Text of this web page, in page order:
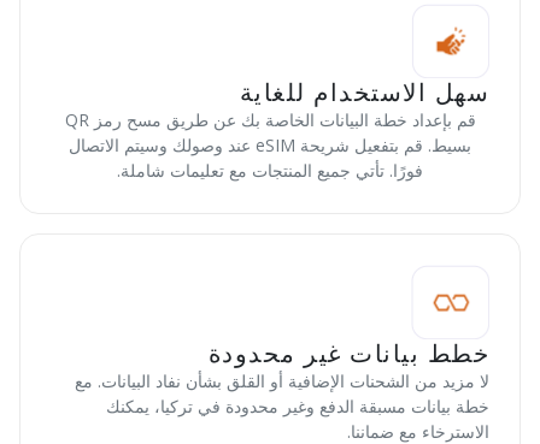
سهل الاستخدام للغاية
قم بإعداد خطة البيانات الخاصة بك عن طريق مسح رمز QR
بسيط. قم بتفعيل شريحة eSIM عند وصولك وسيتم الاتصال
فورًا. تأتي جميع المنتجات مع تعليمات شاملة.
خطط بيانات غير محدودة
لا مزيد من الشحنات الإضافية أو القلق بشأن نفاد البيانات. مع
خطة بيانات مسبقة الدفع وغير محدودة في تركيا، يمكنك
الاسترخاء مع ضماننا.